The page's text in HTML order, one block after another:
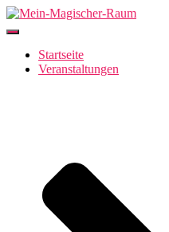
Navigation
umschaltenStartseite
Veranstaltungen